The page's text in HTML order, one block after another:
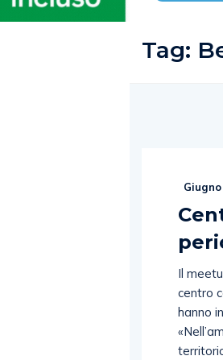
Tag:
Il
centro
hanno